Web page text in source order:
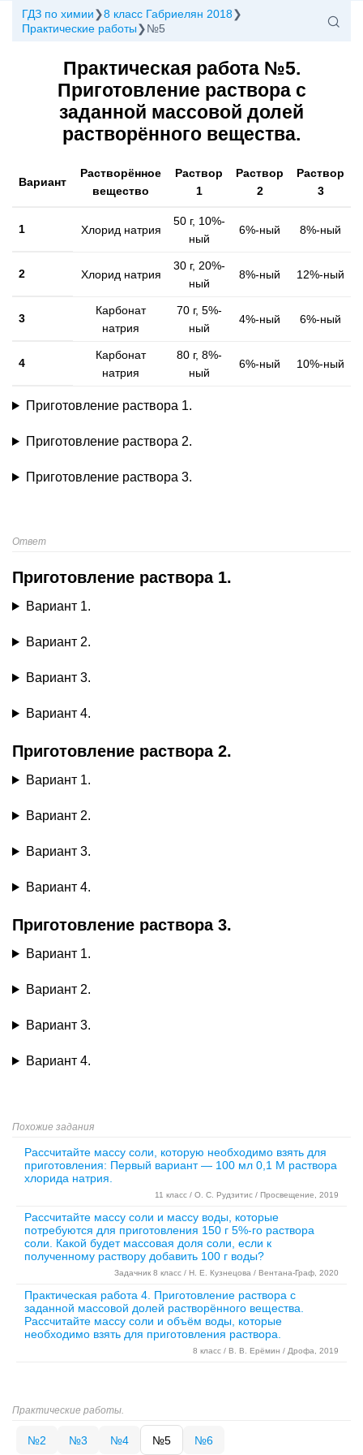
ГДЗ по химии
8 класс Габриелян 2018
Практические работы
№5
Практическая работа №5.
Приготовление раствора с
заданной массовой долей
растворённого вещества.
Вариант
Растворённое
вещество
Раствор
1
Раствор
2
Раствор
3
1 Хлорид натрия
50 г, 10%-
ный
6%-ный 8%-ный
2 Хлорид натрия
30 г, 20%-
ный
8%-ный 12%-ный
3
Карбонат
натрия
70 г, 5%-
ный
4%-ный 6%-ный
4
Карбонат
натрия
80 г, 8%-
ный
6%-ный 10%-ный
Приготовление раствора 1.
Приготовление раствора 2.
Приготовление раствора 3.
Ответ
Приготовление раствора 1.
Вариант 1.
Вариант 2.
Вариант 3.
Вариант 4.
Приготовление раствора 2.
Вариант 1.
Вариант 2.
Вариант 3.
Вариант 4.
Приготовление раствора 3.
Вариант 1.
Вариант 2.
Вариант 3.
Вариант 4.
Похожие задания
Рассчитайте массу соли, которую необходимо взять для
приготовления: Первый вариант — 100 мл 0,1 М раствора
хлорида натрия.
11 класс / О. С. Рудзитис / Просвещение, 2019
Рассчитайте массу соли и массу воды, которые
потребуются для приготовления 150 г 5%-го раствора
соли. Какой будет массовая доля соли, если к
полученному раствору добавить 100 г воды?
Задачник 8 класс / Н. Е. Кузнецова / Вентана-Граф, 2020
Практическая работа 4. Приготовление раствора с
заданной массовой долей растворённого вещества.
Рассчитайте массу соли и объём воды, которые
необходимо взять для приготовления раствора.
8 класс / В. В. Ерёмин / Дрофа, 2019
Практические работы.
№2 №3 №4 №5 №6